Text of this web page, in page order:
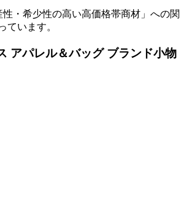
・希少性の高い高価格帯商材」への関
ています。
アパレル＆バッグ ブランド小物